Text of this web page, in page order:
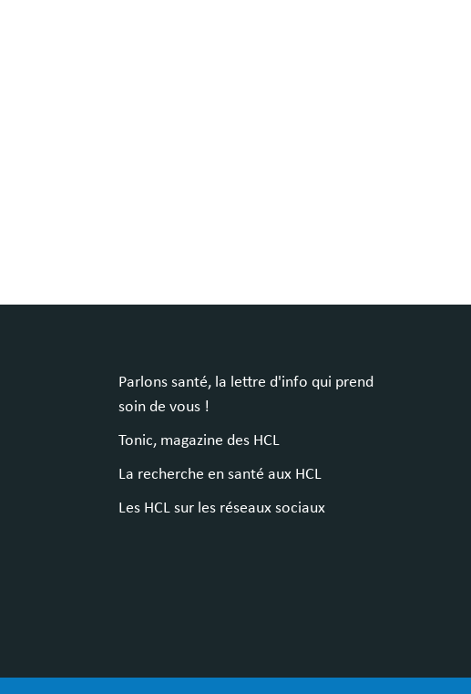
Parlons santé, la lettre d'info qui prend
soin de vous !
Tonic, magazine des HCL
La recherche en santé aux HCL
Les HCL sur les réseaux sociaux